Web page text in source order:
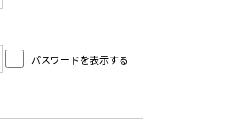
パスワードを表示する